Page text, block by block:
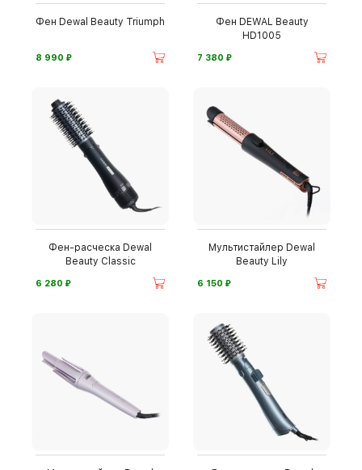
Фен Dewal Beauty Triumph
8 990 ⃏
Фен DEWAL Beauty
HD1005
7 380 ⃏
Фен-расческа Dewal
Beauty Classic
6 280 ⃏
Мультистайлер Dewal
Beauty Lily
6 150 ⃏